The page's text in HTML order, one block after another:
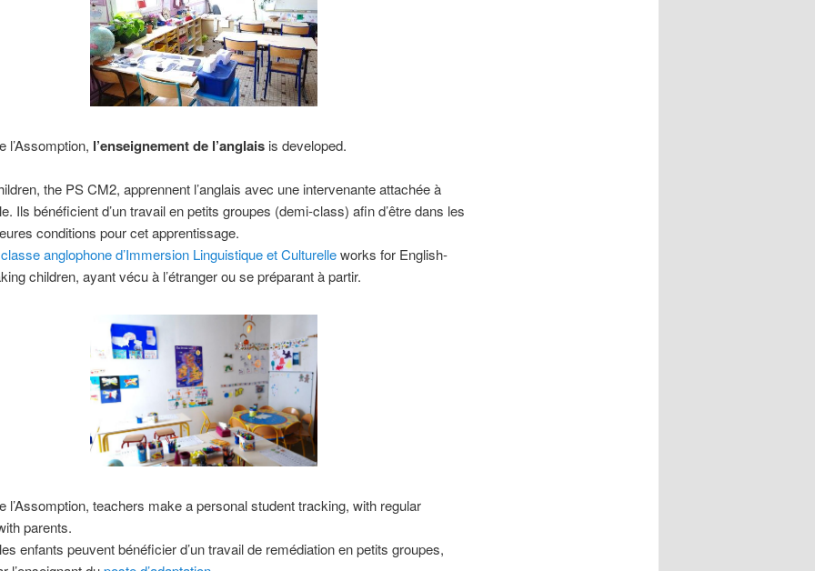
l’Assomption, l’enseignement de l’anglais is developed.
the PS CM2,apprennent l’anglais avec une intervenante attachée à
. Ils bénéficient d’un travail en petits groupes (demi-class)afin d’être dans les
conditions pour cet apprentissage.
classe anglophone d’Immersion Linguistique et Culturelleworks for English-
children,ayant vécu à l’étranger ou se préparant à partir.
l’Assomption, teachers make a personal student tracking, with regular
parents.
les enfants peuvent bénéficier d’un travail de remédiation en petits groupes,